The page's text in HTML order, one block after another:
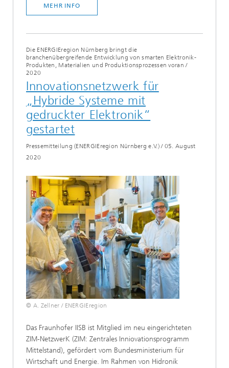
MEHR INFO
Die ENERGIEregion Nürnberg bringt die
branchenübergreifende Entwicklung von smarten Elektronik-
Produkten, Materialien und Produktionsprozessen voran /
2020
Innovationsnetzwerk für
„Hybride Systeme mit
gedruckter Elektronik“
gestartet
Pressemitteilung (ENERGIEregion Nürnberg e.V.)/ 05. August
2020
© A. Zellner / ENERGIEregion
Das Fraunhofer IISB ist Mitglied im neu eingerichteten
ZIM-NetzwerK (ZIM: Zentrales Inniovationsprogramm
Mittelstand), gefördert vom Bundesministerium für
Wirtschaft und Energie. Im Rahmen von Hidronik